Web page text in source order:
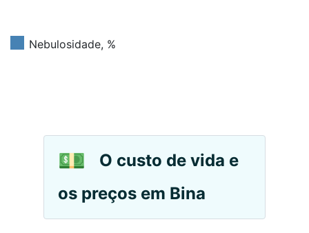
Nebulosidade, %
💵
O custo de vida e
os preços em Bina